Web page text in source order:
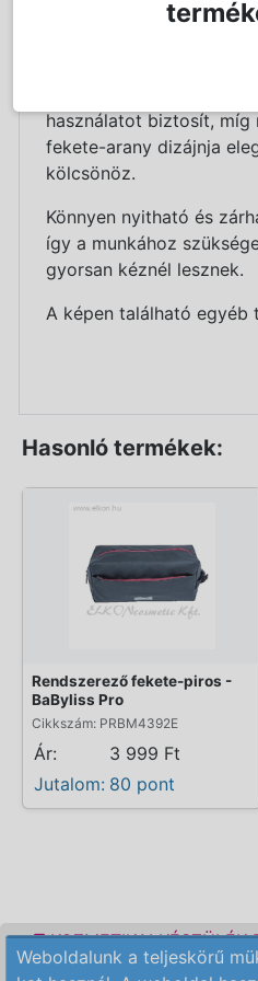
tárolhatod benne a
Strapabíró anyaga
használatot biztosít, míg
fekete-arany dizájnja
kölcsönöz.
Könnyen nyitható és
így a munkához
gyorsan kéznél lesznek.
A képen található egyéb
Hasonló termékek:
Rendszerező fekete-piros -
BaByliss Pro
Cikkszám: PRBM4392E
Ár:
3 999 Ft
Jutalom: 80 pont
KOZMETIKAI KÉSZÜLÉK
ELÉRHETŐSÉG
Weboldalunk a teljeskörű